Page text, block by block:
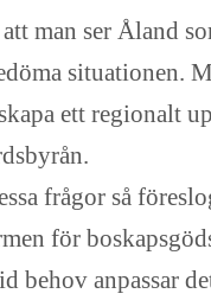
man ser Åland
situationen.
ett regionalt
frågor så
för
behov anpassar